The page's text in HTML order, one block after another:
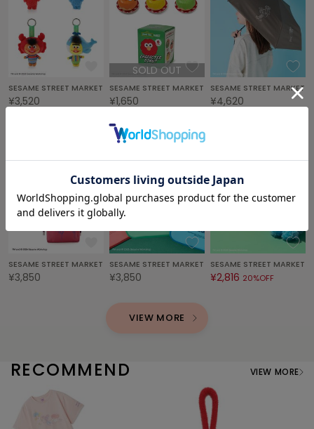
SHAKA
シャカ
Sneakers by emmi
スニーカーズ バイ エミ
Snow Peak
スナイデル ホーム
ソフェル
SOMEWHERE BUTTER.
サムウェアバター
スイコック
SESAME STREET MARKET
¥3,520
SOLD OUT
SESAME STREET MARKET
¥1,650
SESAME STREET MARKET
¥4,620
SESAME STREET MARKET
¥3,850
SESAME STREET MARKET
¥3,850
SESAME STREET MARKET
¥2,816 20%OFF
VIEW MORE
RECOMMEND VIEW MORE